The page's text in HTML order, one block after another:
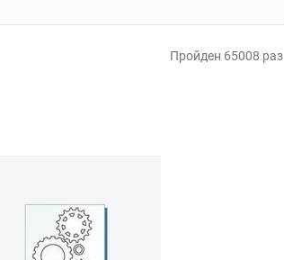
Пройден 65008 раз